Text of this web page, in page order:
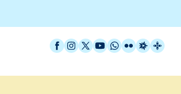
Facebook
Instagram
X / Twitter
YouTube
WhatsApp
FlickrRadio